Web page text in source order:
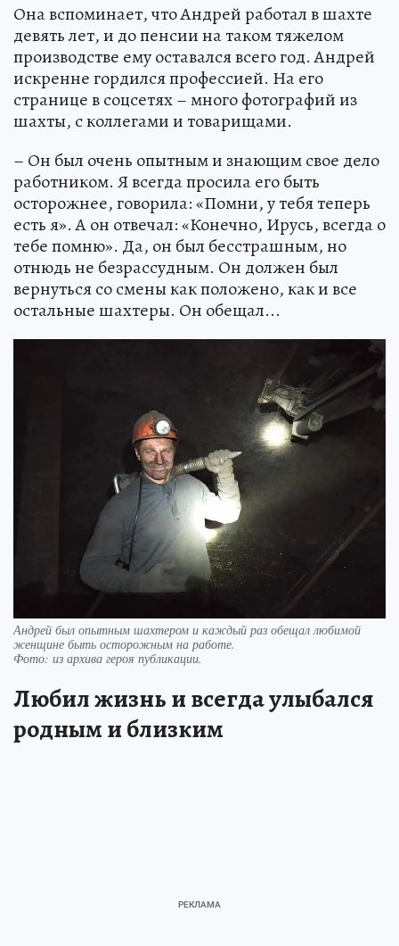
Она вспоминает, что Андрей работал в шахте
девять лет, и до пенсии на таком тяжелом
производстве ему оставался всего год. Андрей
искренне гордился профессией. На его
странице в соцсетях – много фотографий из
шахты, с коллегами и товарищами.
– Он был очень опытным и знающим свое дело
работником. Я всегда просила его быть
осторожнее, говорила: «Помни, у тебя теперь
есть я». А он отвечал: «Конечно, Ирусь, всегда о
тебе помню». Да, он был бесстрашным, но
отнюдь не безрассудным. Он должен был
вернуться со смены как положено, как и все
остальные шахтеры. Он обещал...
Андрей был опытным шахтером и каждый раз обещал любимой
женщине быть осторожным на работе.
Фото: из архива героя публикации.
Любил жизнь и всегда улыбался
родным и близким